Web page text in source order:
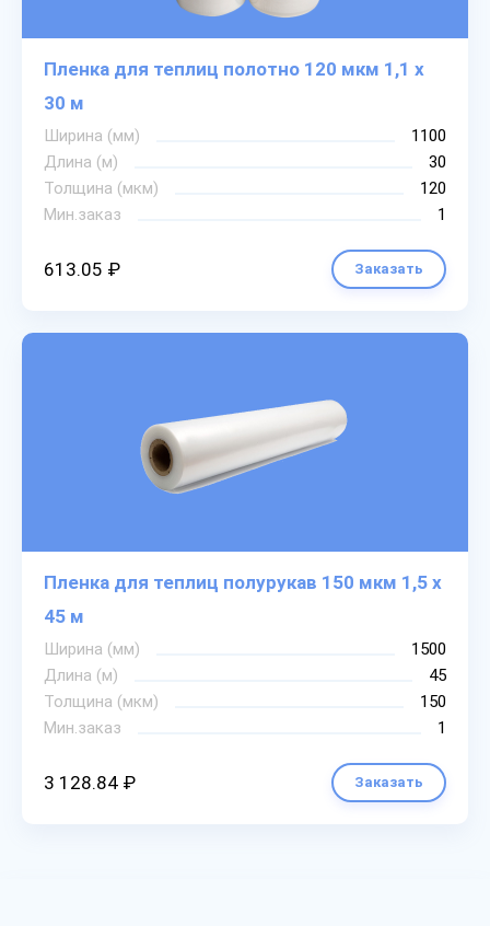
Пленка для теплиц полотно 120 мкм 1,1 х
30 м
Ширина (мм)
1100
Длина (м)
30
Толщина (мкм)
120
Мин.заказ
1
613.05 ₽ Заказать
Пленка для теплиц полурукав 150 мкм 1,5 х
45 м
Ширина (мм)
1500
Длина (м)
45
Толщина (мкм)
150
Мин.заказ
1
3 128.84 ₽ Заказать